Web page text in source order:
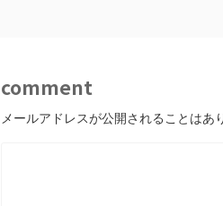
comment
メールアドレスが公開されることはあ